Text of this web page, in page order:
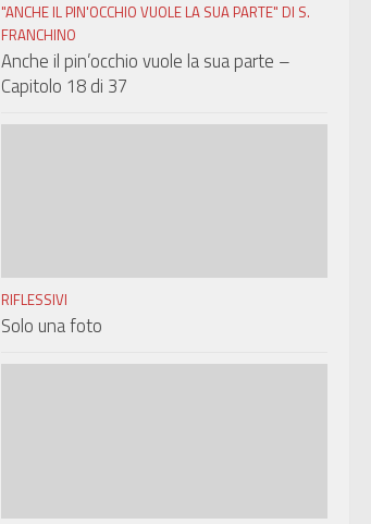
"ANCHE IL PIN'OCCHIO VUOLE LA SUA PARTE" DI S.
FRANCHINO
Anche il pin’occhio vuole la sua parte –
Capitolo 18 di 37
RIFLESSIVI
Solo una foto